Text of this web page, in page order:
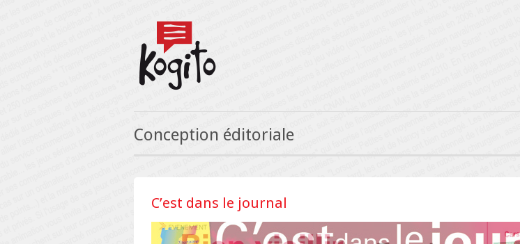
Conception éditoriale
C’est dans le journal